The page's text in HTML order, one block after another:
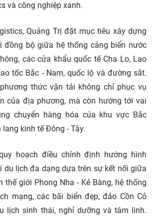
và công nghiệp xanh.
Quảng Trị đặt mục tiêu xây dựng
đồng bộ giữa hệ thống cảng biển nước
các cửa khẩu quốc tế Cha Lo, Lao
tốc Bắc - Nam, quốc lộ và đường sắt.
thức vận tải không chỉ phục vụ
của địa phương, mà còn hướng tới vai
chuyển hàng hóa của khu vực Bắc
kinh tế Đông - Tây.
hoạch điều chỉnh định hướng hình
du lịch đa dạng dựa trên sự kết nối giữa
thế giới Phong Nha - Kẻ Bàng, hệ thống
mạng, các bãi biển đẹp, đảo Cồn Cỏ
lịch sinh thái, nghỉ dưỡng và tâm linh.